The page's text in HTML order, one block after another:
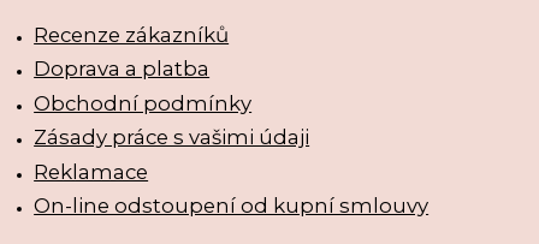
Recenze zákazníků
Doprava a platba
Obchodní podmínky
Zásady práce s vašimi údaji
Reklamace
On-line odstoupení od kupní smlouvy